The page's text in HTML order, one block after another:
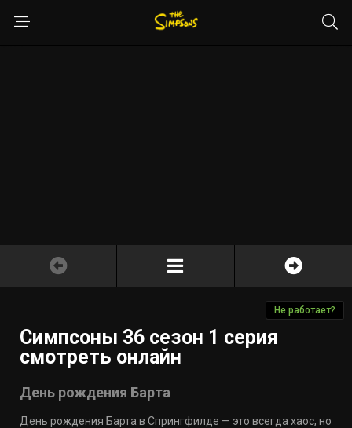
Не работает?
Симпсоны 36 сезон 1 серия
смотреть онлайн
День рождения Барта
День рождения Барта в Спрингфилде — это всегда хаос, но